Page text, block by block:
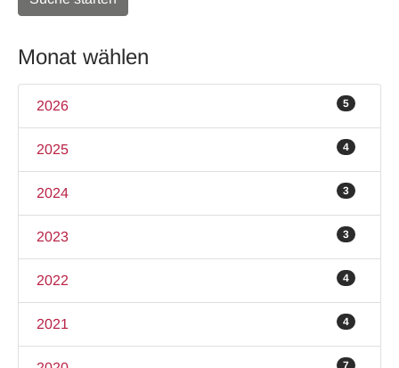
Monat wählen
2026 5
2025 4
2024 3
2023 3
2022 4
2021 4